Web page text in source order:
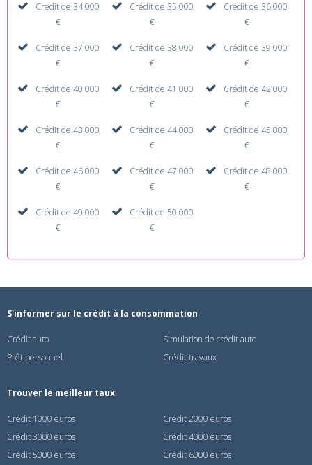
Crédit de 34 000
€
Crédit de 35 000
€
Crédit de 36 000
€
Crédit de 37 000
€
Crédit de 38 000
€
Crédit de 39 000
€
Crédit de 40 000
€
Crédit de 41 000
€
Crédit de 42 000
€
Crédit de 43 000
€
Crédit de 44 000
€
Crédit de 45 000
€
Crédit de 46 000
€
Crédit de 47 000
€
Crédit de 48 000
€
Crédit de 49 000
€
Crédit de 50 000
€
S'informer sur le crédit à la consommation
Crédit auto
Simulation de crédit auto
Prêt personnel
Crédit travaux
Trouver le meilleur taux
Crédit 1000 euros
Crédit 2000 euros
Crédit 3000 euros
Crédit 4000 euros
Crédit 5000 euros
Crédit 6000 euros